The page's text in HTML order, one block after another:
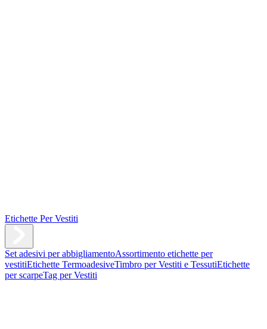
Etichette Per Vestiti
Set adesivi per abbigliamentoAssortimento etichette per
vestitiEtichette TermoadesiveTimbro per Vestiti e TessutiEtichette
per scarpeTag per Vestiti